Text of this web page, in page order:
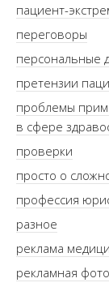
пациент-
переговоры
персональные
претензии
проблемы
в сфере
проверки
просто о
профессия
разное
реклама
рекламная